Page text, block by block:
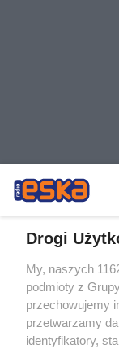
Żaden utwór
rozpowszechniany
tym także
eksploatacji w
Internecie bez
wykorzystanie
Drogi
My, naszych
podmioty z
przechowujemy
przetwarzamy
identyfikatory,